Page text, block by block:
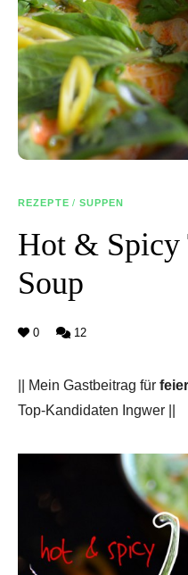
REZEPTE / SUPPEN
Hot & Spicy
Soup
0 12
|| Mein Gastbeitrag für
Top-Kandidaten Ingwer ||